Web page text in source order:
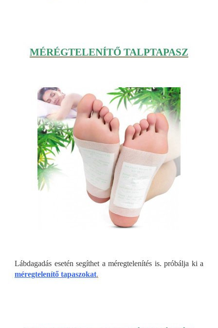
MÉRÉGTELENÍTŐ TALPTAPASZ
Lábdagadás esetén segíthet a méregtelenítés is. próbálja ki a
méregtelenítő tapaszokat.